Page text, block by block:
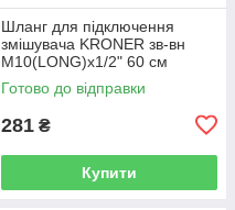
Шланг для підключення
змішувача KRONER зв-вн
M10(LONG)x1/2" 60 см
297363 CV036712
Готово до відправки
281 ₴
Купити